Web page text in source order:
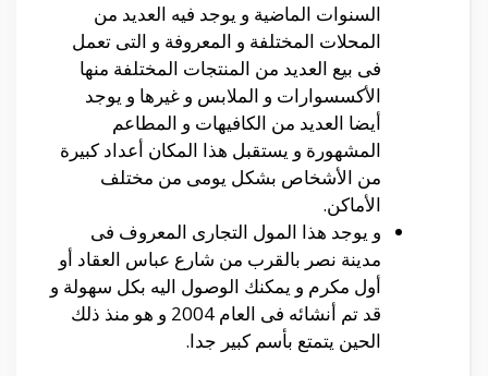
السنوات الماضية و يوجد فيه العديد من
المحلات المختلفة و المعروفة و التى تعمل
فى بيع العديد من المنتجات المختلفة منها
الأكسسوارات و الملابس و غيرها و يوجد
أيضا العديد من الكافيهات و المطاعم
المشهورة و يستقبل هذا المكان أعداد كبيرة
من الأشخاص بشكل يومى من مختلف
الأماكن.
و يوجد هذا المول التجارى المعروف فى
مدينة نصر بالقرب من شارع عباس العقاد أو
أول مكرم و يمكنك الوصول اليه بكل سهولة و
قد تم أنشائه فى العام 2004 و هو منذ ذلك
الحين يتمتع بأسم كبير جدا.